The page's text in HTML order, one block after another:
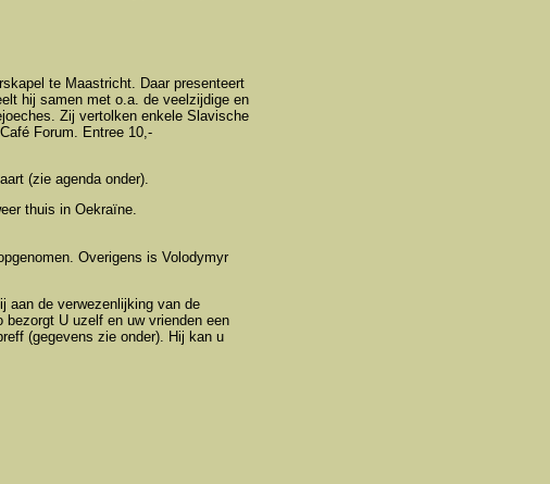
te Maastricht. Daar presenteert
hij samen met o.a. de veelzijdige en
Zij vertolken enkele Slavische
Forum. Entree 10,-
(zie agenda onder).
thuis in Oekraïne.
Overigens is Volodymyr
aan de verwezenlijking van de
U uzelf en uw vrienden een
(gegevens zie onder). Hij kan u